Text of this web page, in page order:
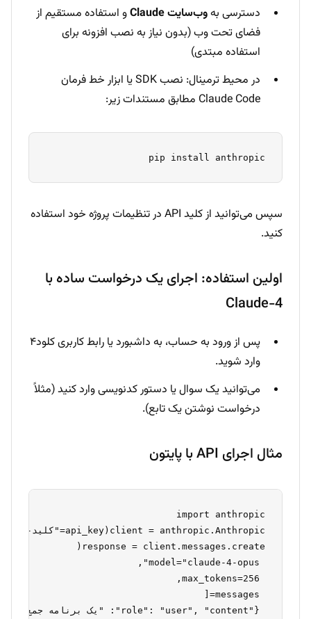
دسترسی بهوب‌سایت Claude
و استفاده مستقیم از
فضای تحت وب (بدون نیاز به نصب افزونه برای
استفاده مبتدی)
در محیط ترمینال: نصب SDK یا ابزار خط فرمان
Claude Code مطابق مستندات زیر:
pip install anthropic
سپس می‌توانید از کلید API در تنظیمات پروژه خود استفاده
کنید.
اولین استفاده: اجرای یک درخواست ساده با
Claude-4
پس از ورود به حساب، به داشبورد یا رابط کاربری کلود۴
وارد شوید.
می‌توانید یک سوال یا دستور کدنویسی وارد کنید (مثلاً
درخواست نوشتن یک تابع).
مثال اجرای API با پایتون